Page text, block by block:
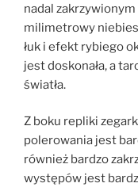
nadal
milimetrowy
łuk i efekt rybiego
jest doskonała, a
światła.
Z boku repliki
polerowania jest
również bardzo
występów jest